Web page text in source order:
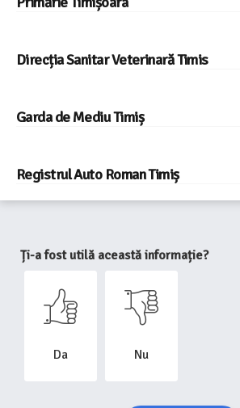
Direcția Sanitar Veterinară Timis
Garda de Mediu Timiș
Registrul Auto Roman Timiș
Ți-a fost utilă această informație?
Da Nu